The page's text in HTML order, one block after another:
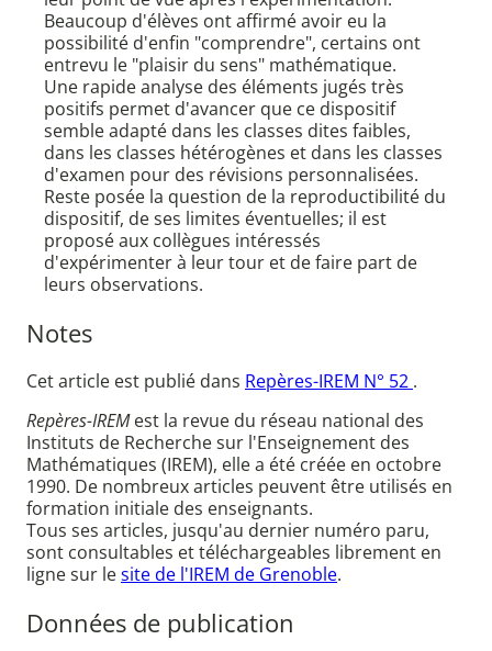
Beaucoup d'élèves ont affirmé avoir eu la
possibilité d'enfin "comprendre", certains ont
entrevu le "plaisir du sens" mathématique.
Une rapide analyse des éléments jugés très
positifs permet d'avancer que ce dispositif
semble adapté dans les classes dites faibles,
dans les classes hétérogènes et dans les classes
d'examen pour des révisions personnalisées.
Reste posée la question de la reproductibilité du
dispositif, de ses limites éventuelles; il est
proposé aux collègues intéressés
d'expérimenter à leur tour et de faire part de
leurs observations.
Notes
Cet article est publié dans Repères-IREM N° 52 .
Repères-IREMest la revue du réseau national des
Instituts de Recherche sur l'Enseignement des
Mathématiques (IREM), elle a été créée en octobre
1990. De nombreux articles peuvent être utilisés en
formation initiale des enseignants.
Tous ses articles, jusqu'au dernier numéro paru,
sont consultables et téléchargeables librement en
ligne sur lesite de l'IREM de Grenoble.
Données de publication